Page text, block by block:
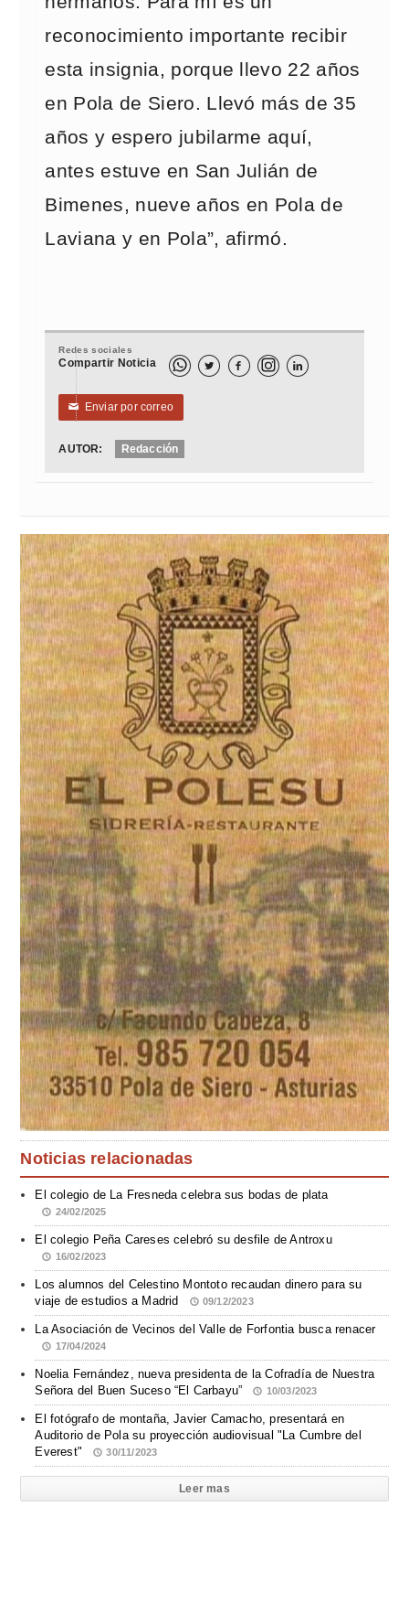
reconocimiento importante recibir
esta insignia, porque llevo 22 años
en Pola de Siero. Llevó más de 35
años y espero jubilarme aquí,
antes estuve en San Julián de
Bimenes, nueve años en Pola de
Laviana y en Pola”, afirmó.
Redes sociales
Compartir Noticia   
✉ Enviar por correo
AUTOR: Redacción
Noticias relacionadas
El colegio de La Fresneda celebra sus bodas de plata
24/02/2025
El colegio Peña Careses celebró su desfile de Antroxu
16/02/2023
Los alumnos del Celestino Montoto recaudan dinero para su
viaje de estudios a Madrid
09/12/2023
La Asociación de Vecinos del Valle de Forfontia busca renacer
17/04/2024
Noelia Fernández, nueva presidenta de la Cofradía de Nuestra
Señora del Buen Suceso “El Carbayu”
10/03/2023
El fotógrafo de montaña, Javier Camacho, presentará en
Auditorio de Pola su proyección audiovisual "La Cumbre del
Everest"
30/11/2023
Leer mas